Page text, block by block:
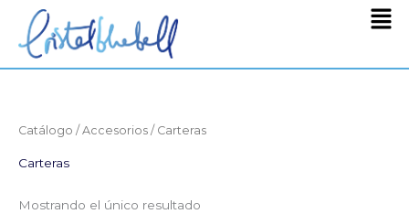
contenido
Catálogo /Accesorios / Carteras
Carteras
Mostrando el único resultado